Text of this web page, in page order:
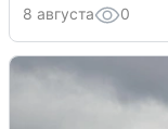
8 августа 0